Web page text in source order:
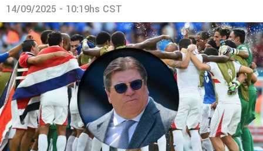
14/09/2025 - 10:19hs CST